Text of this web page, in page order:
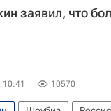
заявил, что
10:41 10570